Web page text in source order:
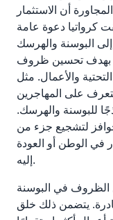
أن الاستثمار
يُجدي: ففي عام 2025 أطلقت كرواتيا دعوة عامة
البوسنة والهرسك
بهدف تحسين ظروف
والأعمال. مثل
على المهاجرين
للبوسنة والهرسك.
لتشجيع جزء من
في الوطن أو العودة
إليه.
في البوسنة
يتضمن ذلك خلق